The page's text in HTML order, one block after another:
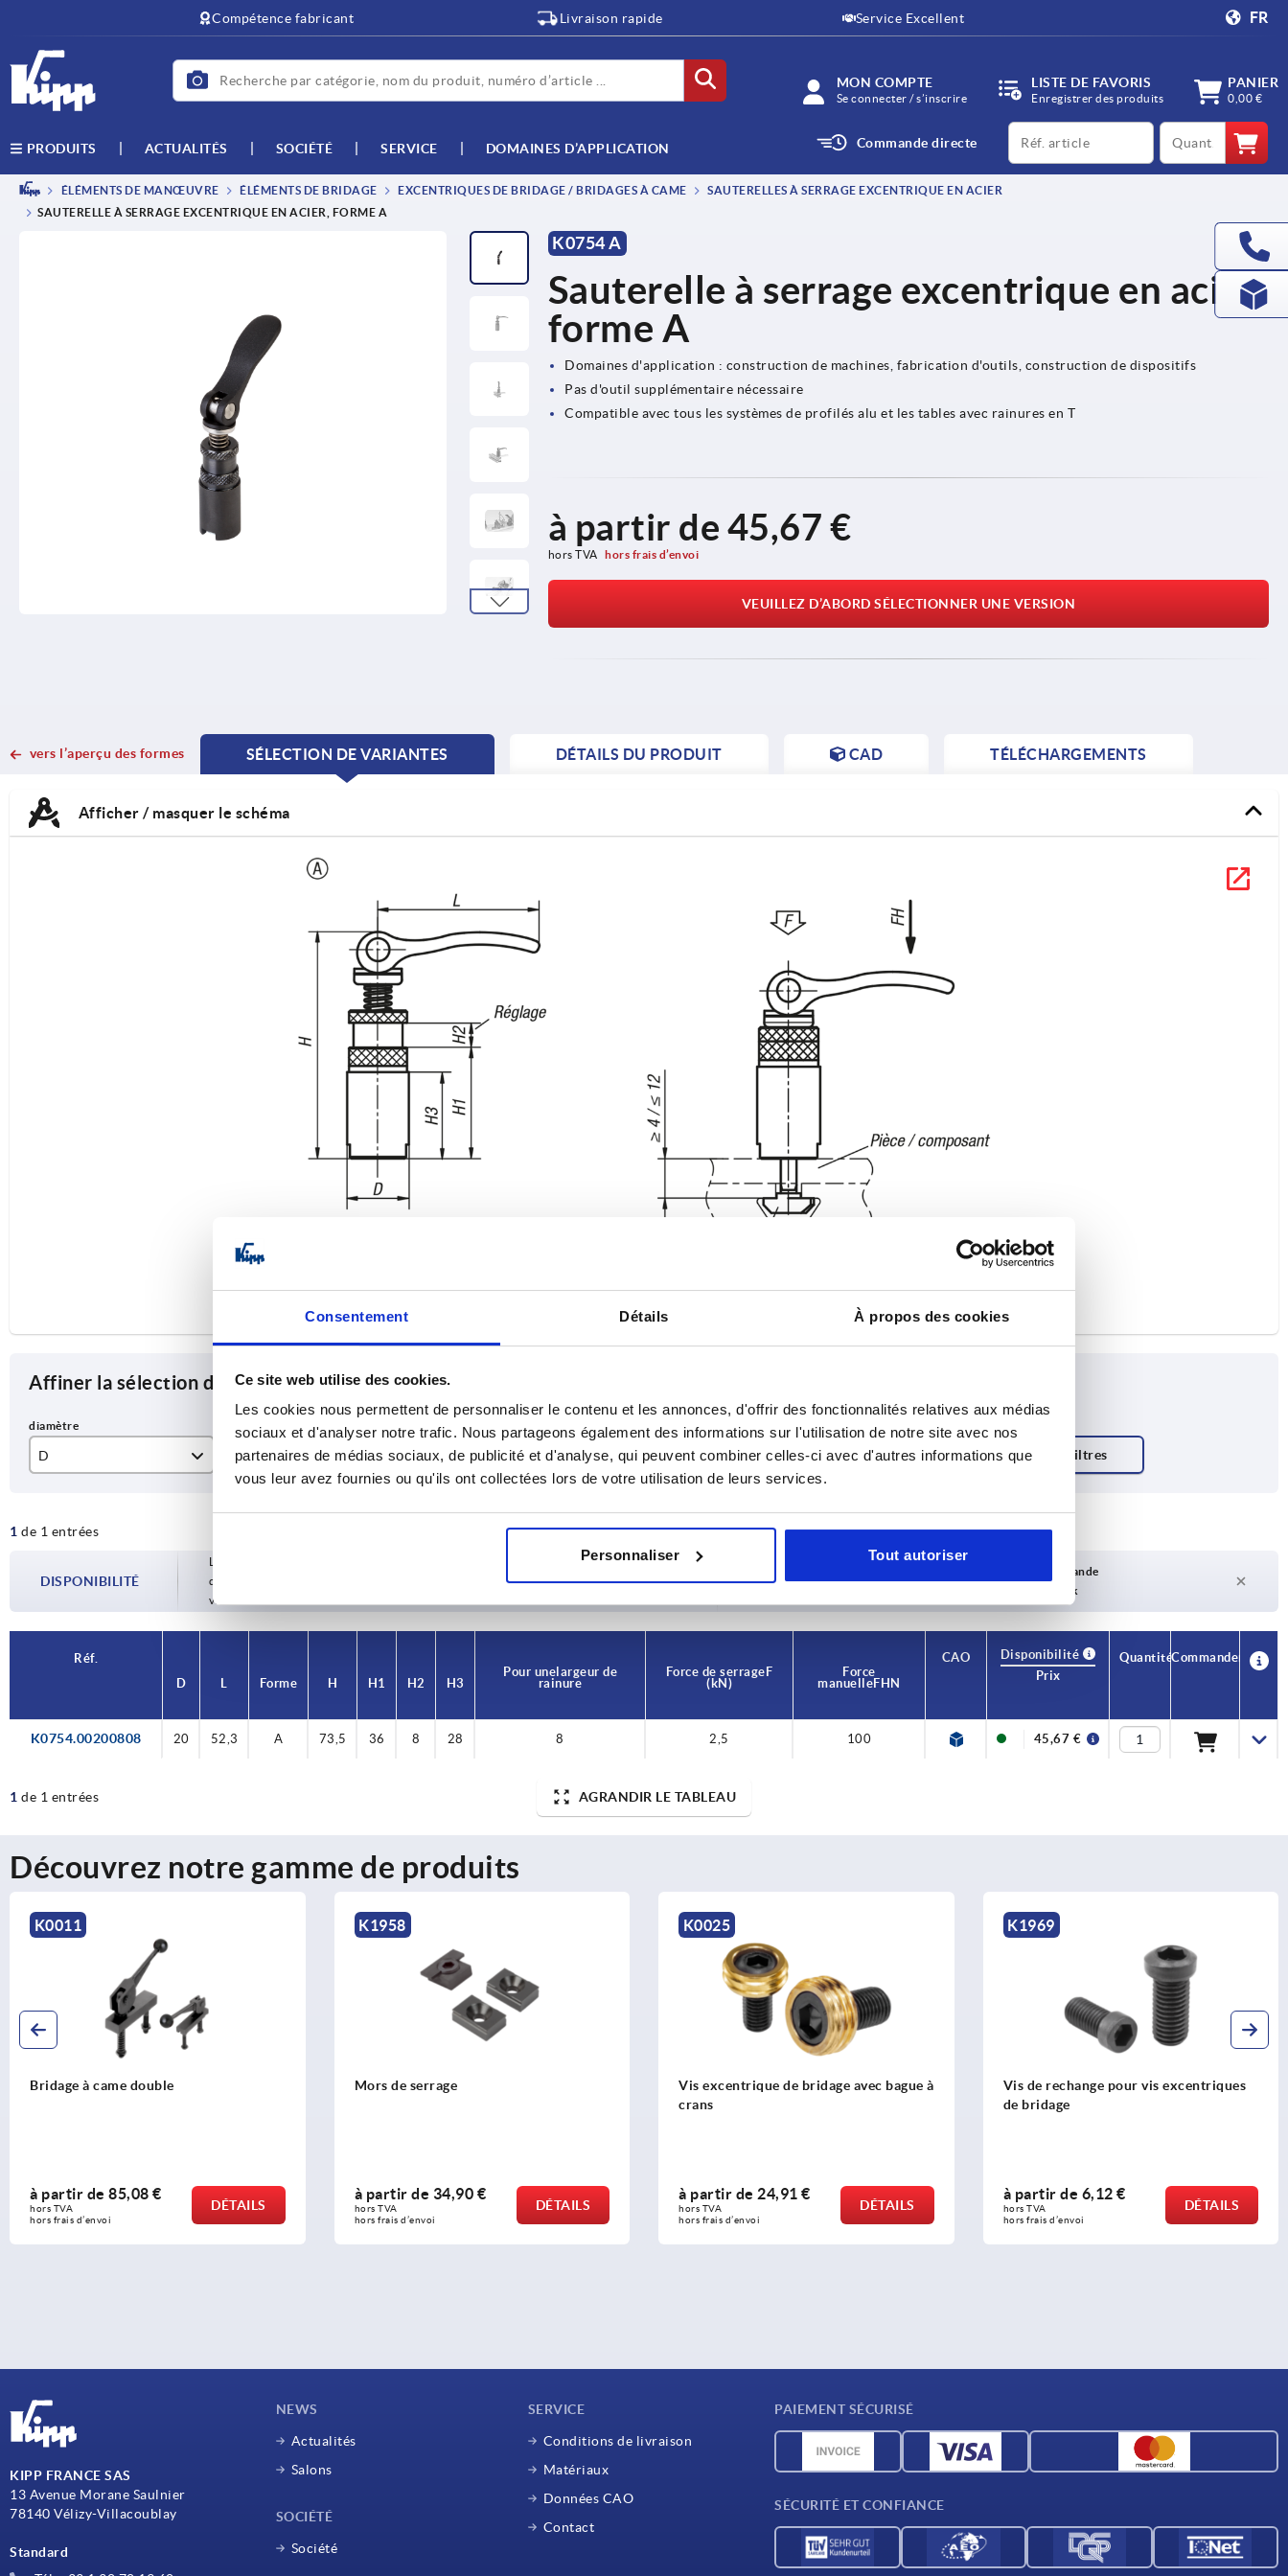
Consentement Détails À propos des cookies
Ce site web utilise des cookies.
Les cookies nous permettent de personnaliser le contenu et les annonces, d'offrir des fonctionnalités relatives aux médias
sociaux et d'analyser notre trafic. Nous partageons également des informations sur l'utilisation de notre site avec nos
partenaires de médias sociaux, de publicité et d'analyse, qui peuvent combiner celles-ci avec d'autres informations que
vous leur avez fournies ou qu'ils ont collectées lors de votre utilisation de leurs services.
Personnaliser Tout autoriser
Compétence fabricant Livraison rapide Service Excellent FR
MON COMPTE
Se connecter / s’inscrire
LISTE DE FAVORIS
Enregistrer des produits
PANIER
0,00 €
PRODUITS ACTUALITÉS SOCIÉTÉ SERVICE DOMAINES D’APPLICATION Commande directe
productCode qty
ÉLÉMENTS DE MANŒUVRE ÉLÉMENTS DE BRIDAGE EXCENTRIQUES DE BRIDAGE / BRIDAGES À CAME
SAUTERELLES À SERRAGE EXCENTRIQUE EN ACIER
SAUTERELLE À SERRAGE EXCENTRIQUE EN ACIER, FORME A
K0754 A
Sauterelle à serrage excentrique en acier,
forme A
Domaines d'application : construction de machines, fabrication d'outils, construction de dispositifs
Pas d'outil supplémentaire nécessaire
Compatible avec tous les systèmes de profilés alu et les tables avec rainures en T
à partir de 45,67 €
hors TVA hors frais d’envoi
VEUILLEZ D’ABORD SÉLECTIONNER UNE VERSION
vers l’aperçu des formes
SÉLECTION DE VARIANTES
CURRENT
CURRENT
DÉTAILS DU PRODUIT CAD TÉLÉCHARGEMENTS
Afficher / masquer le schéma
Affiner la sélection des articles
D Forme H H1
1 de 1 entrées AGRANDIR LE TABLEAU
DISPONIBILITÉ
Les disponibilités sont mises à jour plusieurs fois par jour à intervalles réguliers. La date
d’expédition confirmée vous est communiquée à l’étape finale, avant la finalisation de
votre commande.
Délai de livraison sur demande
Actuellement pas en stock
Réf.
D
Forme H H1 H2 H3
Pour une largeur de
rainure
Force de serrage F
(kN)
Force
manuelle FH N
CAO
Disponibilité
Prix
QuantitéCommander
K0754.00200808 20 52,3 A 73,5 36 8 28 8 2,5 100 45,67 €
1 de 1 entrées AGRANDIR LE TABLEAU
Découvrez notre gamme de produits
Mors de serrage
à partir de
hors frais d’envoi
DÉTAILS
Vis excentrique de bridage avec bague à
à partir de
hors frais d’envoi
DÉTAILS
Vis de rechange pour vis excentriques
à partir de
hors frais d’envoi
DÉTAILS
Crampon plaqueur à
à partir de
hors frais d’envoi
KIPP FRANCE SAS
13 Avenue Morane Saulnier
78140 Vélizy-Villacoublay
Standard
NEWS
Actualités
Salons
SOCIÉTÉ
Société
SERVICE
Conditions de livraison
Matériaux
Données CAO
Contact
PAIEMENT SÉCURISÉ
SÉCURITÉ ET CONFIANCE